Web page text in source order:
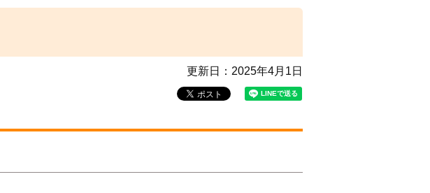
更新日： 2025年4月1日